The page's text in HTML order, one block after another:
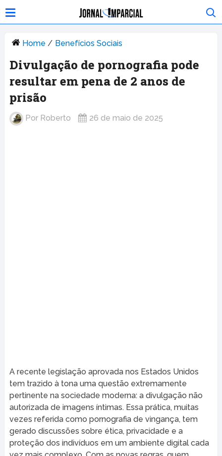
Home / Benefícios Sociais
Divulgação de pornografia pode
resultar em pena de 2 anos de
prisão
Por Roberto 26 de maio de 2025
A recente legislação aprovada nos Estados Unidos
tem trazido à tona uma questão extremamente
pertinente na sociedade moderna: a divulgação não
autorizada de imagens íntimas. Essa prática, muitas
vezes referida como pornografia de vingança, tem
gerado discussões sobre ética, privacidade e a
proteção dos indivíduos em um ambiente digital cada